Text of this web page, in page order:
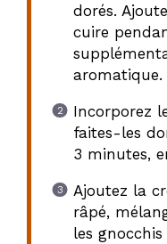
dorés.
cuire
aromatique.
Incorporez
faites-les
3 minutes,
Ajoutez la
râpé,
les